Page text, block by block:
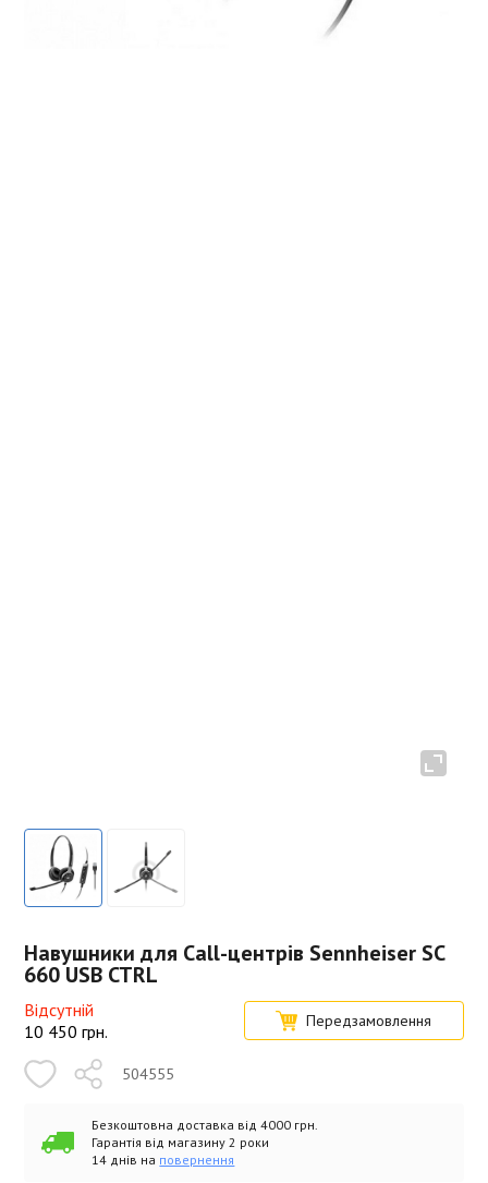
Навушники для Call-центрів Sennheiser SC
660 USB CTRL
Відсутній
10 450 грн. Передзамовлення
504555
Безкоштовна доставка від 4000 грн.
Гарантія від магазину 2 роки
14 днів на повернення